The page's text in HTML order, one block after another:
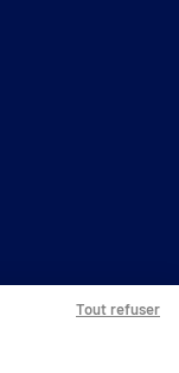
Tout refuser